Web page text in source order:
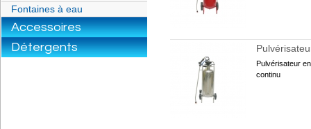
Fontaines à eau
Accessoires
Détergents
Pulvérisateur
continu